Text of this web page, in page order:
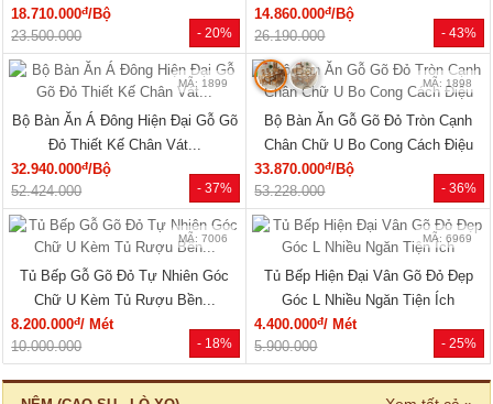
- 40%
Hiện Đại Đẹp Giá Siêu Rẻ
5.940.000đ/Cái
9.960.000
- 33%
Thấp Hiện Đại Bo Góc Sang...
19.220.000
28.500.000
🔥 Combo giường tủ
MÃ: 2034
Bộ Giường Tủ Phòng Ngủ Gỗ Tự
Nhiên Vân Sồi Hiện Đại Giá...
12.375.000đ/Bộ
🔥 Bán chạy
MÃ: 7723
Giường Ngủ Gỗ Sồi Mỹ Thiết Kế
Hiện Đại Có Kệ Đầu...
11.770.000đ/Cái